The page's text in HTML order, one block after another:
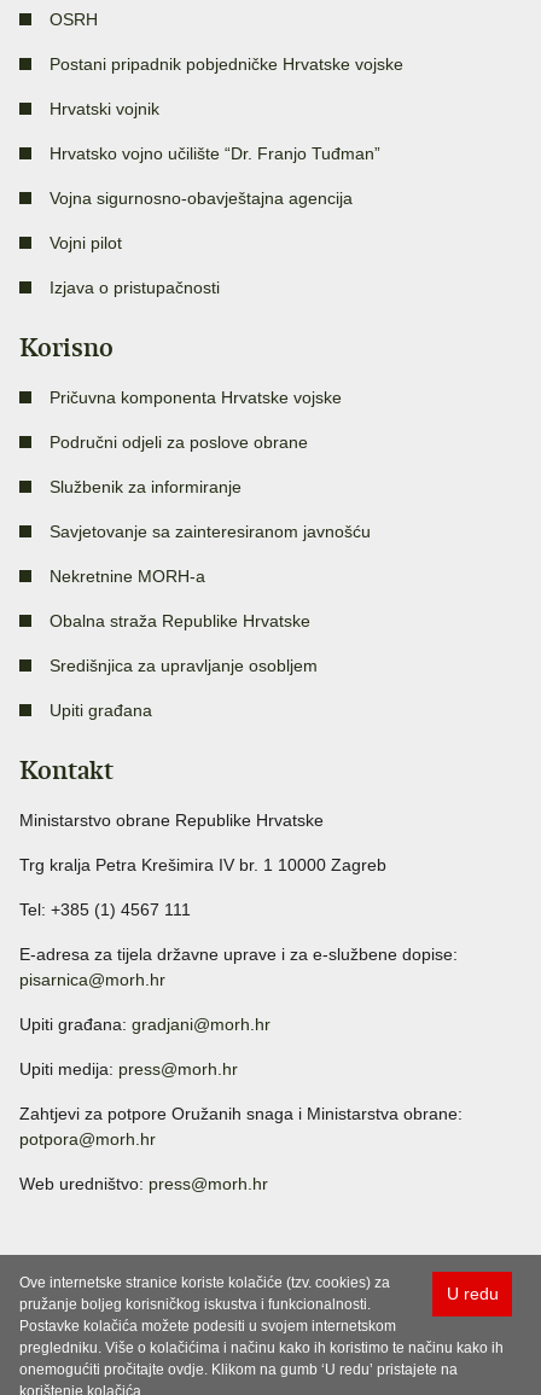
OSRH
Postani pripadnik pobjedničke Hrvatske vojske
Hrvatski vojnik
Hrvatsko vojno učilište “Dr. Franjo Tuđman”
Vojna sigurnosno-obavještajna agencija
Vojni pilot
Izjava o pristupačnosti
Korisno
Pričuvna komponenta Hrvatske vojske
Područni odjeli za poslove obrane
Službenik za informiranje
Savjetovanje sa zainteresiranom javnošću
Nekretnine MORH-a
Obalna straža Republike Hrvatske
Središnjica za upravljanje osobljem
Upiti građana
Kontakt
Ministarstvo obrane Republike Hrvatske
Trg kralja Petra Krešimira IV br. 1 10000 Zagreb
Tel: +385 (1) 4567 111
E-adresa za tijela državne uprave i za e-službene dopise:
pisarnica@morh.hr
Upiti građana: gradjani@morh.hr
Upiti medija: press@morh.hr
Zahtjevi za potpore Oružanih snaga i Ministarstva obrane:
potpora@morh.hr
Web uredništvo: press@morh.hr
U redu
Ove internetske stranice koriste kolačiće (tzv. cookies) za
pružanje boljeg korisničkog iskustva i funkcionalnosti.
Postavke kolačića možete podesiti u svojem internetskom
pregledniku. Više o kolačićima i načinu kako ih koristimo te načinu kako ih
onemogućiti pročitajte ovdje. Klikom na gumb ‘U redu’ pristajete na
korištenje kolačića.